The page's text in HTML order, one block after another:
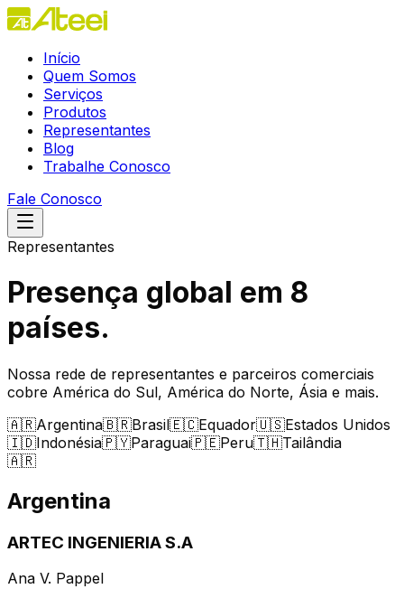
Início
Quem Somos
Serviços
Produtos
Representantes
Blog
Trabalhe Conosco
Fale Conosco
Representantes
Presença global em 8
países.
Nossa rede de representantes e parceiros comerciais
cobre América do Sul, América do Norte, Ásia e mais.
🇦🇷Argentina🇧🇷Brasil🇪🇨Equador🇺🇸Estados Unidos
🇮🇩Indonésia🇵🇾Paraguai🇵🇪Peru🇹🇭Tailândia
🇦🇷
Argentina
ARTEC INGENIERIA S.A
Ana V. Pappel